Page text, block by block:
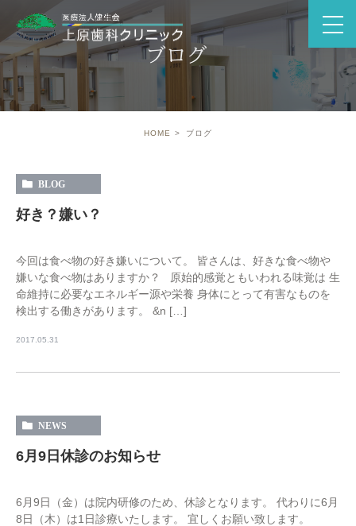
ブログ
HOME ブログ
BLOG
好き？嫌い？
今回は食べ物の好き嫌いについて。 皆さんは、好きな食べ物や
嫌いな食べ物はありますか？ 原始的感覚ともいわれる味覚は 生
命維持に必要なエネルギー源や栄養 身体にとって有害なものを
検出する働きがあります。 &n […]
2017.05.31
NEWS
6月9日休診のお知らせ
6月9日（金）は院内研修のため、休診となります。 代わりに6月
8日（木）は1日診療いたします。 宜しくお願い致します。